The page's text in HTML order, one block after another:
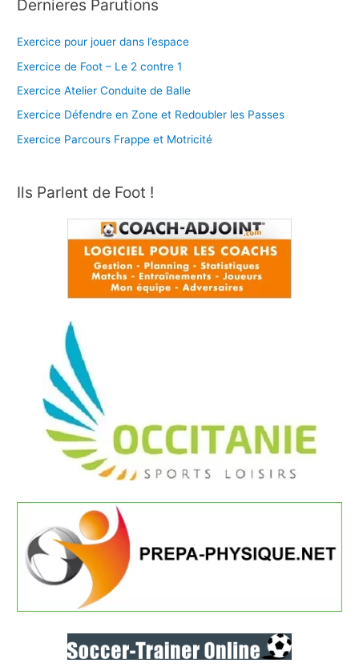
Dernieres Parutions
Exercice pour jouer dans l’espace
Exercice de Foot – Le 2 contre 1
Exercice Atelier Conduite de Balle
Exercice Défendre en Zone et Redoubler les Passes
Exercice Parcours Frappe et Motricité
Ils Parlent de Foot !